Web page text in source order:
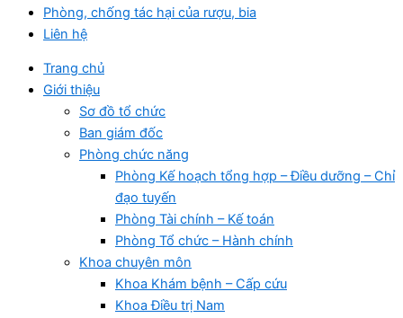
Phòng, chống tác hại của rượu, bia
Liên hệ
Trang chủ
Giới thiệu
Sơ đồ tổ chức
Ban giám đốc
Phòng chức năng
Phòng Kế hoạch tổng hợp – Điều dưỡng – Chỉ
đạo tuyến
Phòng Tài chính – Kế toán
Phòng Tổ chức – Hành chính
Khoa chuyên môn
Khoa Khám bệnh – Cấp cứu
Khoa Điều trị Nam